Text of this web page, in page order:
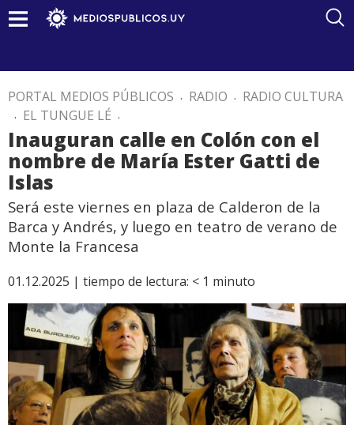
PORTAL MEDIOS PÚBLICOS . RADIO . RADIO CULTURA
. EL TUNGUE LÉ .
Inauguran calle en Colón con el
nombre de María Ester Gatti de
Islas
Será este viernes en plaza de Calderon de la
Barca y Andrés, y luego en teatro de verano de
Monte la Francesa
01.12.2025 | tiempo de lectura: < 1 minuto